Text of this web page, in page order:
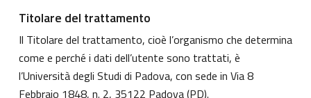
Titolare del trattamento
Il Titolare del trattamento, cioè l’organismo che determina
come e perché i dati dell’utente sono trattati, è
l’Università degli Studi di Padova, con sede in Via 8
Febbraio 1848, n. 2, 35122 Padova (PD).